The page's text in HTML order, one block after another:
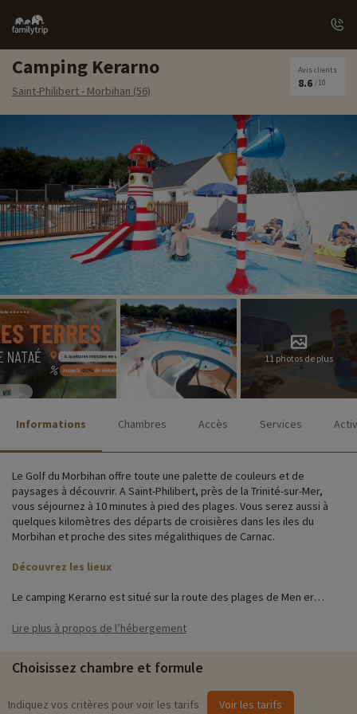
Family
trip
Camping Kerarno
Saint-Philibert - Morbihan (56)
Avis clients
8.6 /10
11 photos de plus
Informations Chambres Accès Services
Le Golf du Morbihan offre toute une palette de couleurs et de
paysages à découvrir. A Saint-Philibert, près de la Trinité-sur-Mer,
vous séjournez à 10 minutes à pied des plages. Vous serez aussi à
quelques kilomètres des départs de croisières dans les iles du
Morbihan et proche des sites mégalithiques de Carnac.
Découvrez les lieux
Le camping Kerarno est situé sur la route des plages de Men er
bel espace aquatique, d'un snack/bar, de terrains multisports et de
home.
Les 170 mobile-homes sont répartis sur un terrain ombragé. Les
Lire plus à propos de l’hébergement
Choisissez chambre et formule
Indiquez vos critères pour voir les tarifs Voir les tarifs